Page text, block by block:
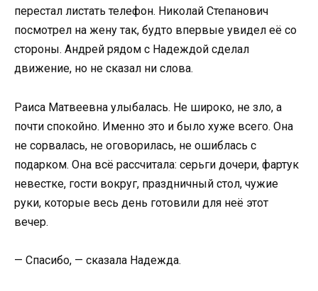
перестал листать телефон. Николай Степанович
посмотрел на жену так, будто впервые увидел её со
стороны. Андрей рядом с Надеждой сделал
движение, но не сказал ни слова.
Раиса Матвеевна улыбалась. Не широко, не зло, а
почти спокойно. Именно это и было хуже всего. Она
не сорвалась, не оговорилась, не ошиблась с
подарком. Она всё рассчитала: серьги дочери, фартук
невестке, гости вокруг, праздничный стол, чужие
руки, которые весь день готовили для неё этот
вечер.
— Спасибо, — сказала Надежда.